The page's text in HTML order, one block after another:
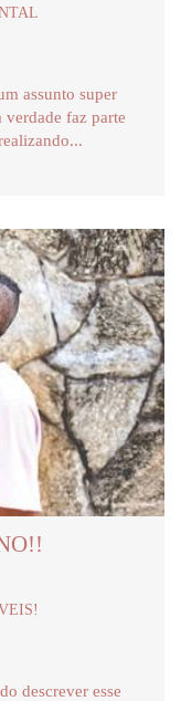
assunto super
verdade faz parte
descrever esse